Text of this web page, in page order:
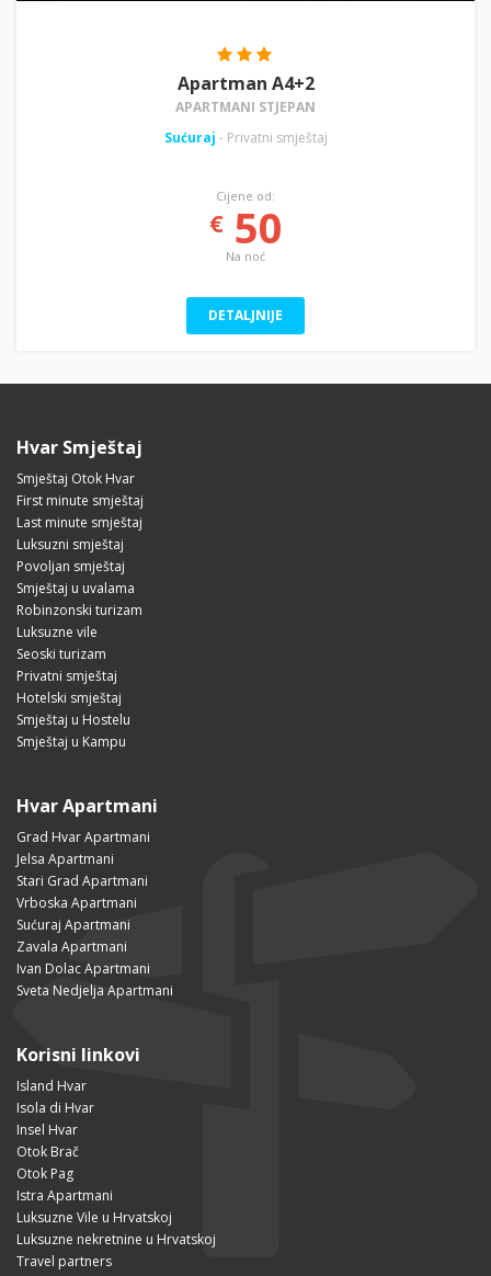
Apartman A4+2
APARTMANI STJEPAN
Sućuraj - Privatni smještaj
Cijene od:
€50
Na noć
DETALJNIJE
Hvar Smještaj
Smještaj Otok Hvar
First minute smještaj
Last minute smještaj
Luksuzni smještaj
Povoljan smještaj
Smještaj u uvalama
Robinzonski turizam
Luksuzne vile
Seoski turizam
Privatni smještaj
Hotelski smještaj
Smještaj u Hostelu
Smještaj u Kampu
Hvar Apartmani
Grad Hvar Apartmani
Jelsa Apartmani
Stari Grad Apartmani
Vrboska Apartmani
Sućuraj Apartmani
Zavala Apartmani
Ivan Dolac Apartmani
Sveta Nedjelja Apartmani
Korisni linkovi
Island Hvar
Isola di Hvar
Insel Hvar
Otok Brač
Otok Pag
Istra Apartmani
Luksuzne Vile u Hrvatskoj
Luksuzne nekretnine u Hrvatskoj
Travel partners